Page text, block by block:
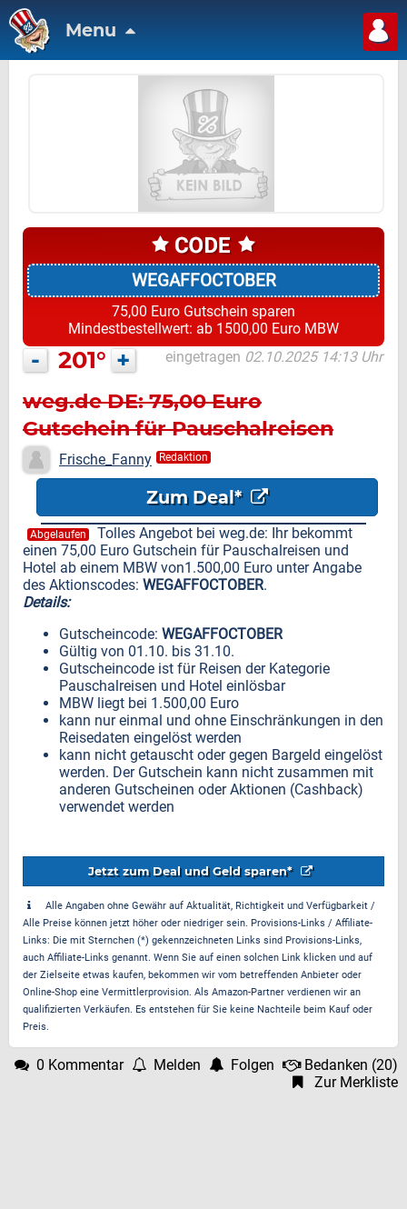
Menu
WEGAFFOCTOBER
75,00 Euro Gutschein sparen
Mindestbestellwert: ab 1500,00 Euro MBW
- 201° + eingetragen 02.10.2025 14:13 Uhr
weg.de DE: 75,00 Euro
Gutschein für Pauschalreisen
und Hotel, ab 1500,00 Euro
MBW
Frische_Fanny Redaktion
Zum Deal*
Abgelaufen
Tolles Angebot bei weg.de: Ihr bekommt
einen 75,00 Euro Gutschein für Pauschalreisen und
Hotel ab einem MBW von1.500,00 Euro unter Angabe
des Aktionscodes: WEGAFFOCTOBER.
Details:
Gutscheincode: WEGAFFOCTOBER
Gültig von 01.10. bis 31.10.
Gutscheincode ist für Reisen der Kategorie
Pauschalreisen und Hotel einlösbar
MBW liegt bei 1.500,00 Euro
kann nur einmal und ohne Einschränkungen in den
Reisedaten eingelöst werden
kann nicht getauscht oder gegen Bargeld eingelöst
werden. Der Gutschein kann nicht zusammen mit
anderen Gutscheinen oder Aktionen (Cashback)
verwendet werden
Jetzt zum Deal und Geld sparen*
Alle Angaben ohne Gewähr auf Aktualität, Richtigkeit und Verfügbarkeit /
Alle Preise können jetzt höher oder niedriger sein. Provisions-Links / Affiliate-
Links: Die mit Sternchen (*) gekennzeichneten Links sind Provisions-Links,
auch Affiliate-Links genannt. Wenn Sie auf einen solchen Link klicken und auf
der Zielseite etwas kaufen, bekommen wir vom betreffenden Anbieter oder
Online-Shop eine Vermittlerprovision. Als Amazon-Partner verdienen wir an
qualifizierten Verkäufen. Es entstehen für Sie keine Nachteile beim Kauf oder
Preis.
0 Kommentar Melden Folgen Bedanken (20)
Zur Merkliste